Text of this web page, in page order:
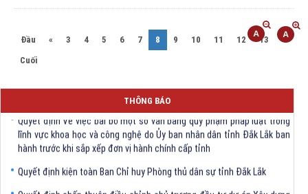
Đầu « 3 4 5 6 7 8 (current)
9 10 11 12 13
»
Cuối
THÔNG BÁO
Quyết định Về việc bãi bỏ một số văn bảng quy phạm pháp luật trong
lĩnh vực khoa học và công nghệ do Ủy ban nhân dân tỉnh Đắk Lắk ban
hành trước khi sắp xếp đơn vị hành chính cấp tỉnh